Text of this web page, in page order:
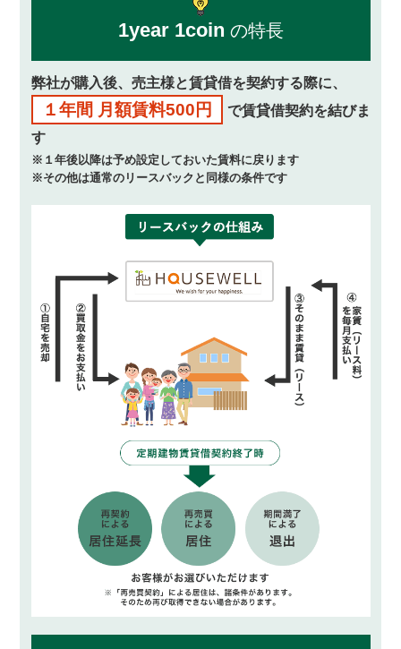
1year 1coin の特長
弊社が購入後、売主様と賃貸借を契約する際に、
１年間 月額賃料500円
で賃貸借契約を結びま
す
※１年後以降は予め設定しておいた賃料に戻ります
※その他は通常のリースバックと同様の条件です